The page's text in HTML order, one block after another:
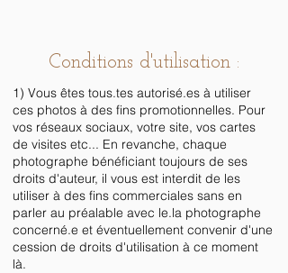
Conditions d'utilisation :
1) Vous êtes tous.tes autorisé.es à utiliser
ces photos à des fins promotionnelles. Pour
vos réseaux sociaux, votre site, vos cartes
de visites etc... En revanche, chaque
photographe bénéficiant toujours de ses
droits d'auteur, il vous est interdit de les
utiliser à des fins commerciales sans en
parler au préalable avec le.la photographe
concerné.e et éventuellement convenir d'une
cession de droits d'utilisation à ce moment
là.